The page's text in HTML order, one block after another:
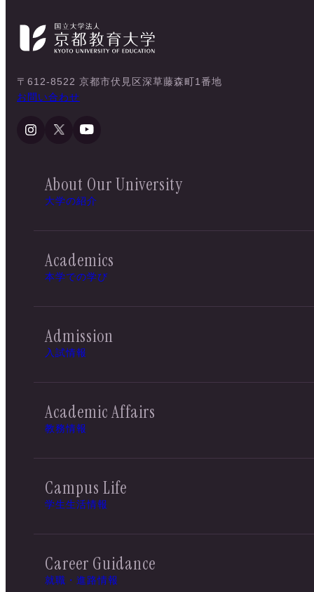
〒612-8522 京都市伏見区深草藤森町1番地
お問い合わせ
About Our University
大学の紹介
Academics
本学での学び
Admission
入試情報
Academic Affairs
教務情報
Campus Life
学生生活情報
Career Guidance
就職・進路情報